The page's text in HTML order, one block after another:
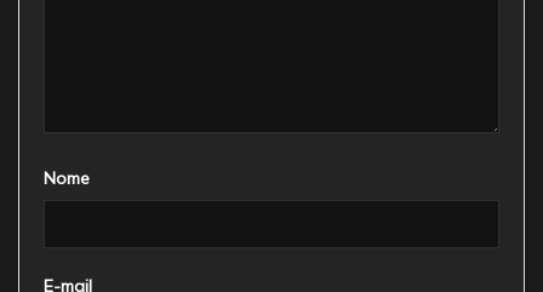
Nome
E-mail